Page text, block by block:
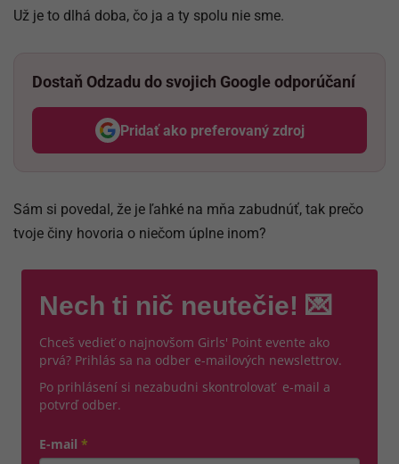
Už je to dlhá doba, čo ja a ty spolu nie sme.
Dostaň Odzadu do svojich Google odporúčaní
Pridať ako preferovaný zdroj
Odzadu, odkaz sa otvorí v
Sám si povedal, že je ľahké na mňa zabudnúť, tak prečo
tvoje činy hovoria o niečom úplne inom?
Nech ti nič neutečie! 💌
Chceš vedieť o najnovšom Girls' Point evente ako
prvá? Prihlás sa na odber e-mailových newslettrov.
Po prihlásení si nezabudni skontrolovať e-mail a
potvrď odber.
E-mail *